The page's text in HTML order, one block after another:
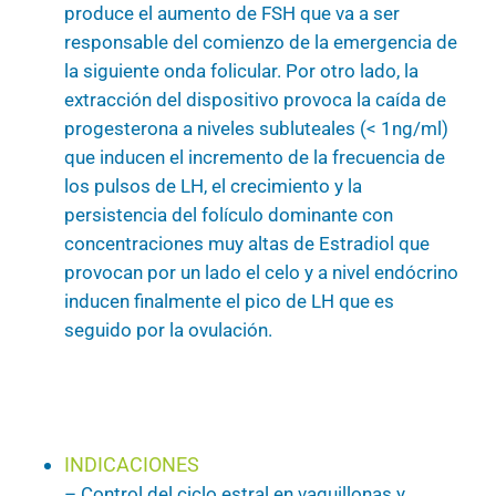
produce el aumento de FSH que va a ser
responsable del comienzo de la emergencia de
la siguiente onda folicular. Por otro lado, la
extracción del dispositivo provoca la caída de
progesterona a niveles subluteales (< 1ng/ml)
que inducen el incremento de la frecuencia de
los pulsos de LH, el crecimiento y la
persistencia del folículo dominante con
concentraciones muy altas de Estradiol que
provocan por un lado el celo y a nivel endócrino
inducen finalmente el pico de LH que es
seguido por la ovulación.
INDICACIONES